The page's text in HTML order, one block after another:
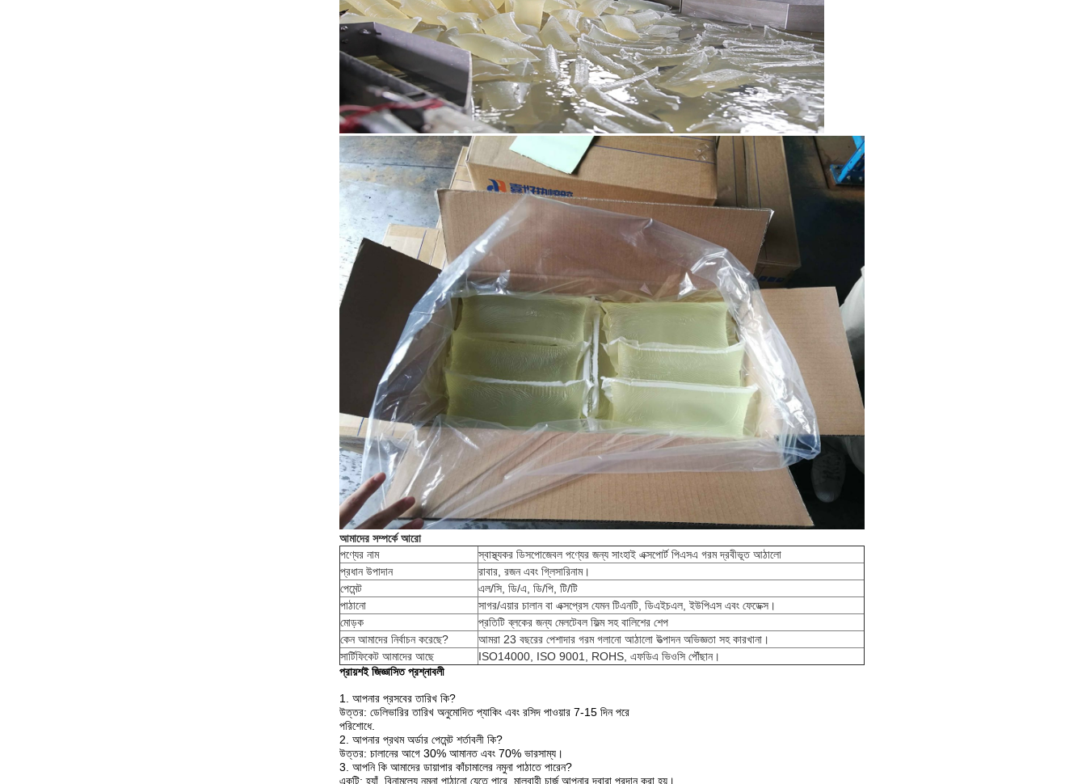
আমাদের সম্পর্কে আরো
পণ্যের নাম
স্বাস্থ্যকর ডিসপোজেবল পণ্যের জন্য সাংহাই এক্সপোর্ট পিএসএ গরম দ্রবীভূত আঠালো
প্রধান উপাদান
রাবার, রজন এবং গ্লিসারিনাম।
পেমেন্ট
এল/সি, ডি/এ, ডি/পি, টি/টি
পাঠানো
সাগর/এয়ার চালান বা এক্সপ্রেস যেমন টিএনটি, ডিএইচএল, ইউপিএস এবং ফেডেক্স।
মোড়ক
প্রতিটি ব্লকের জন্য মেলটেবল ফিল্ম সহ বালিশের শেপ
কেন আমাদের নির্বাচন করেছে?
আমরা 23 বছরের পেশাদার গরম গলানো আঠালো উত্পাদন অভিজ্ঞতা সহ কারখানা।
সার্টিফিকেট আমাদের আছে
ISO14000, ISO 9001, ROHS, এফডিএ ভিওসি পৌঁছান।
প্রায়শই জিজ্ঞাসিত প্রশ্নাবলী
1. আপনার প্রসবের তারিখ কি?
উত্তর: ডেলিভারির তারিখ অনুমোদিত প্যাকিং এবং রসিদ পাওয়ার 7-15 দিন পরে
পরিশোধে.
2. আপনার প্রথম অর্ডার পেমেন্ট শর্তাবলী কি?
উত্তর: চালানের আগে 30% আমানত এবং 70% ভারসাম্য।
3. আপনি কি আমাদের ডায়াপার কাঁচামালের নমুনা পাঠাতে পারেন?
একটি: হ্যাঁ, বিনামূল্যে নমুনা পাঠানো যেতে পারে, মালবাহী চার্জ আপনার দ্বারা প্রদান করা হয়।